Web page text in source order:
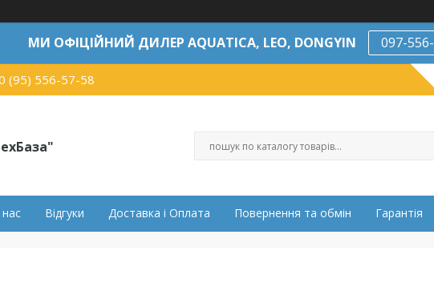
МИ ОФІЦІЙНИЙ ДИЛЕР AQUATICA, LEO, DONGYIN 097-
(95) 556-57-58
Відгуки Доставка і Оплата Повернення та обмін Гарантія